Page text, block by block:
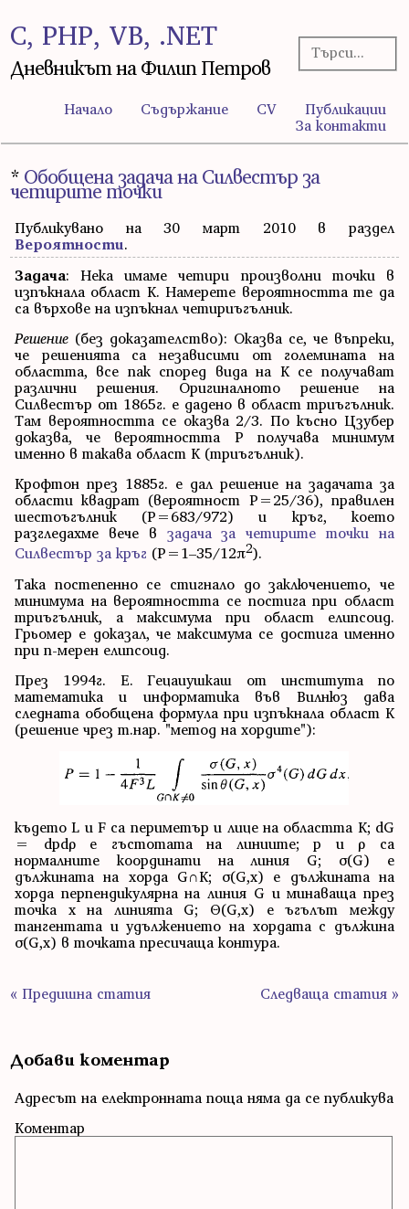
C, PHP, VB, .NET
Дневникът на Филип Петров
Начало Съдържание CV
Публикации
За контакти
* Обобщена задача на Силвестър за
четирите точки
Публикувано на 30 март 2010 в раздел
Вероятности.
Задача: Нека имаме четири произволни точки в
изпъкнала област K. Намерете вероятността те да
са върхове на изпъкнал четириъгълник.
Решение (без доказателство): Оказва се, че въпреки,
че решенията са независими от големината на
областта, все пак според вида на K се получават
различни решения. Оригиналното решение на
Силвестър от 1865г. е дадено в област триъгълник.
Там вероятността се оказва 2/3. По късно Цзубер
доказва, че вероятността P получава минимум
именно в такава област K (триъгълник).
Крофтон през 1885г. е дал решение на задачата за
области квадрат (вероятност P=25/36), правилен
шестоъгълник (P=683/972) и кръг, което
разгледахме вече в задача за четирите точки на
Силвестър за кръг (P=1–35/12π2).
Така постепенно се стигнало до заключението, че
минимума на вероятността се постига при област
триъгълник, а максимума при област елипсоид.
Грьомер е доказал, че максимума се достига именно
при n-мерен елипсоид.
През 1994г. Е. Гецаиушкаш от института по
математика и информатика във Вилнюз дава
следната обобщена формула при изпъкнала област K
(решение чрез т.нар. "метод на хордите"):
където L и F са периметър и лице на областта K; dG
= dpdρ е гъстотата на линиите; p и ρ са
нормалните координати на линия G; σ(G) е
дължината на хорда G∩K; σ(G,x) е дължината на
хорда перпендикулярна на линия G и минаваща през
точка x на линията G; Θ(G,x) е ъгълът между
тангентата и удължението на хордата с дължина
σ(G,x) в точката пресичаща контура.
« Предишна статия Следваща статия »
Добави коментар
Адресът на електронната поща няма да се публикува
Коментар